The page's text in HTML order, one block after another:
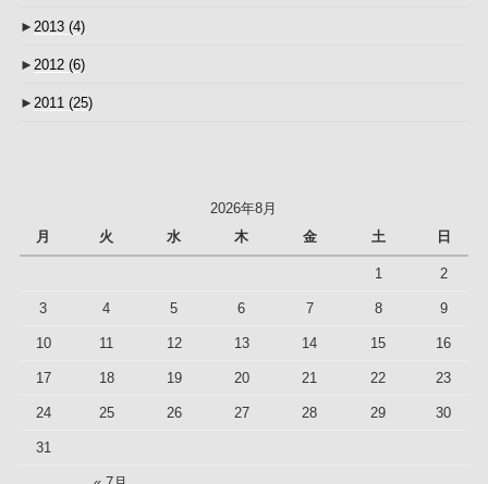
► 2013 (4)
► 2012 (6)
► 2011 (25)
2026年8月
月
火 水 木 金 土 日
1 2
3 4 5 6 7 8 9
10 11 12 13 14 15 16
17 18 19 20 21 22 23
24 25 26 27 28 29 30
31